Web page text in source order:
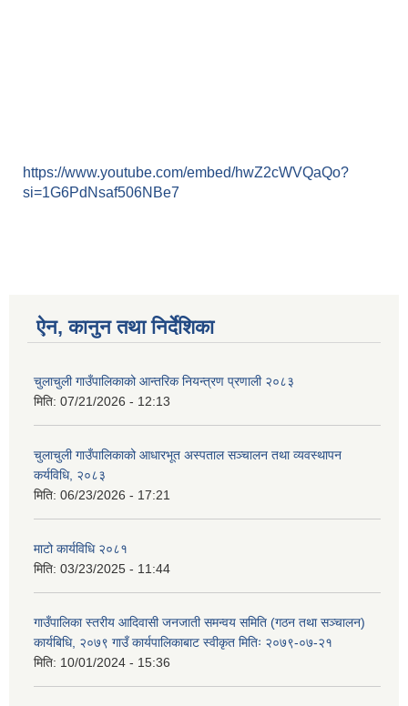
https://www.youtube.com/embed/hwZ2cWVQaQo?
si=1G6PdNsaf506NBe7
ऐन, कानुन तथा निर्देशिका
चुलाचुली गाउँपालिकाको आन्तरिक नियन्त्रण प्रणाली २०८३
मिति: 07/21/2026 - 12:13
चुलाचुली गाउँपालिकाको आधारभूत अस्पताल सञ्चालन तथा व्यवस्थापन
कर्यविधि, २०८३
मिति: 06/23/2026 - 17:21
माटो कार्यविधि २०८१
मिति: 03/23/2025 - 11:44
गाउँपालिका स्तरीय आदिवासी जनजाती समन्वय समिति (गठन तथा सञ्चालन)
कार्यबिधि, २०७९ गाउँ कार्यपालिकाबाट स्वीकृत मितिः २०७९-०७-२१
मिति: 10/01/2024 - 15:36